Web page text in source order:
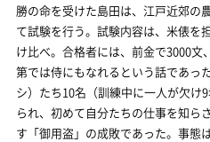
勝の命を受けた島田は、江戸近郊の
て試験を行う。試験内容は、米俵を
け比べ。合格者には、前金で3000
第では侍にもなれるという話であっ
シ）たち10名（訓練中に一人が欠け
られ、初めて自分たちの仕事を知ら
す「御用盗」の成敗であった。事態